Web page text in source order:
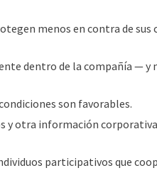
menos en contra de sus
dentro de la compañía — y
son favorables.
y otra información
participativos que